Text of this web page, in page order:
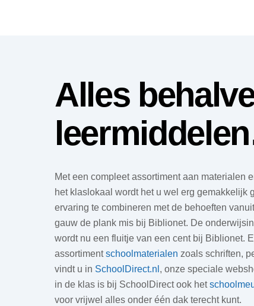
Alles
Met een compleet assortiment aan materialen
het klaslokaal wordt het u wel erg gemakkelijk
ervaring te combineren met de behoeften
gauw de plank mis bij Biblionet. De
wordt nu een fluitje van een cent bij Biblionet.
assortimentschoolmaterialen zoals schriften,
vindt u in SchoolDirect.nl , onze speciale
in de klas is bij SchoolDirect ook het
voor vrijwel alles onder één dak terecht kunt.